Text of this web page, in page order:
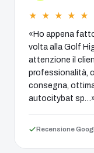
★ ★ ★ ★ ★
«Ho appena
volta alla Golf
attenzione il
professionalità,
consegna,
autocitybat
Recensione